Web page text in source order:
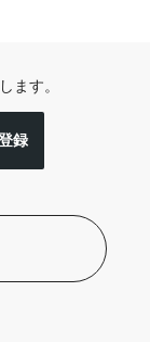
ます。
録